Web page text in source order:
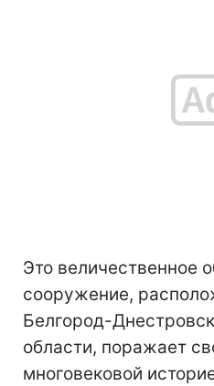
Это величественное
сооружение,
Белгород-
области, поражает
многовековой